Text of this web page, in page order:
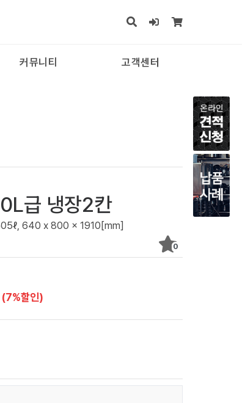
냉동고 제과쇼케이스
커뮤니티 고객센터
급 냉장2칸
505ℓ, 640 x 800 x 1910[mm]
0
(7%할인)